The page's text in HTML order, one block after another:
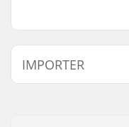
IMPORTER